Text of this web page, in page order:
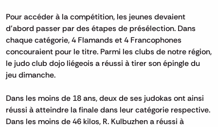
Pour accéder à la compétition, les jeunes devaient
d'abord passer par des étapes de présélection. Dans
chaque catégorie, 4 Flamands et 4 Francophones
concouraient pour le titre. Parmi les clubs de notre région,
le judo club dojo liégeois a réussi à tirer son épingle du
jeu dimanche.
Dans les moins de 18 ans, deux de ses judokas ont ainsi
réussi à atteindre la finale dans leur catégorie respective.
Dans les moins de 46 kilos, R. Kulbuzhen a réussi à